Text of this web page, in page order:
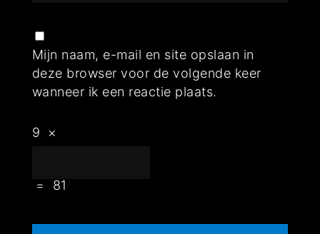
Mijn naam, e-mail en site opslaan in
deze browser voor de volgende keer
wanneer ik een reactie plaats.
9 ×
= 81